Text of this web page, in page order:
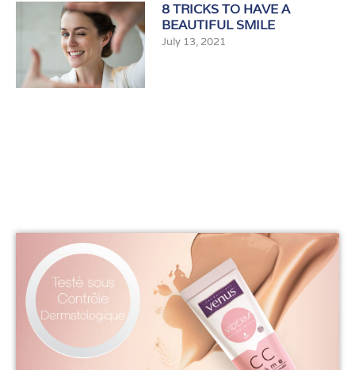
8 TRICKS TO HAVE A
BEAUTIFUL SMILE
July 13, 2021